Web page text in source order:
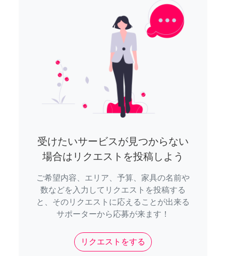
受けたいサービスが見つからない
場合はリクエストを投稿しよう
ご希望内容、エリア、予算、家具の名前や
数などを入力してリクエストを投稿する
と、そのリクエストに応えることが出来る
サポーターから応募が来ます！
リクエストをする